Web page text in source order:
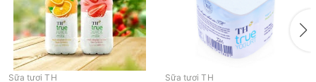
Sữa tươi TH Sữa tươi TH